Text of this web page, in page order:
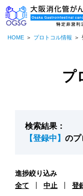
HOME プロトコル情報
プ
検索結果：
【登録中】 のプ
進捗絞り込み
全て
中止 登